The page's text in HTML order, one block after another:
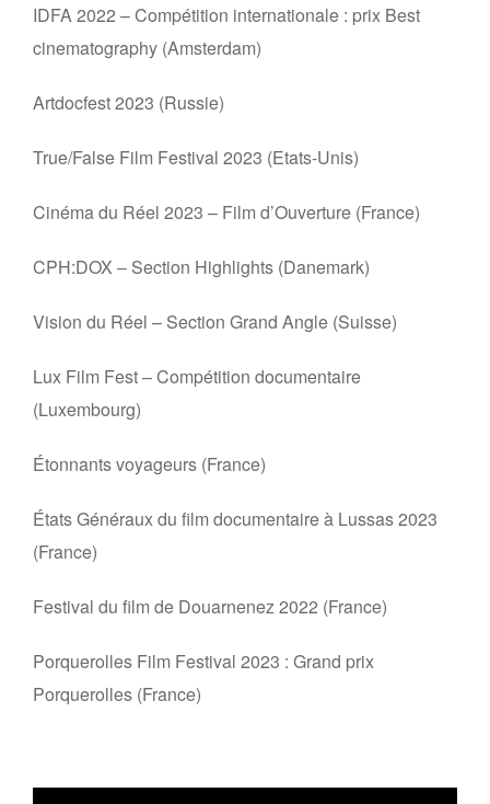
IDFA 2022 – Compétition internationale : prix Best
cinematography (Amsterdam)
Artdocfest 2023 (Russie)
True/False Film Festival 2023 (Etats-Unis)
Cinéma du Réel 2023 – Film d’Ouverture (France)
CPH:DOX – Section Highlights (Danemark)
Vision du Réel – Section Grand Angle (Suisse)
Lux Film Fest – Compétition documentaire
(Luxembourg)
Étonnants voyageurs (France)
États Généraux du film documentaire à Lussas 2023
(France)
Festival du film de Douarnenez 2022 (France)
Porquerolles Film Festival 2023 : Grand prix
Porquerolles (France)